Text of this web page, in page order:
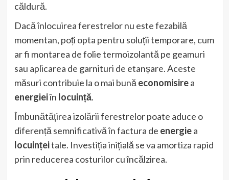
căldură.
Dacă înlocuirea ferestrelor nu este fezabilă
momentan, poți opta pentru soluții temporare, cum
ar fi montarea de folie termoizolantă pe geamuri
sau aplicarea de garnituri de etanșare. Aceste
măsuri contribuie la o mai bună economisirea
energieiîn locuință.
Îmbunătățirea izolării ferestrelor poate aduce o
diferență semnificativă în factura de energiea
locuințeitale. Investiția inițială se va amortiza rapid
prin reducerea costurilor cu încălzirea.